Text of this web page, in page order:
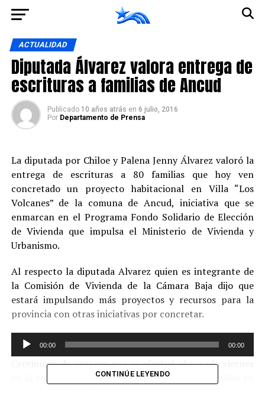
ACTUALIDAD
Diputada Álvarez valora entrega de
escrituras a familias de Ancud
Publicado 10 años atrás en 6 julio, 2016
Por Departamento de Prensa
La diputada por Chiloe y Palena Jenny Álvarez valoró la
entrega de escrituras a 80 familias que hoy ven
concretado un proyecto habitacional en Villa “Los
Volcanes” de la comuna de Ancud, iniciativa que se
enmarcan en el Programa Fondo Solidario de Elección
de Vivienda que impulsa el Ministerio de Vivienda y
Urbanismo.
Al respecto la diputada Alvarez quien es integrante de
la Comisión de Vivienda de la Cámara Baja dijo que
estará impulsando más proyectos y recursos para la
provincia con otras iniciativas por concretar.
Reproductor
00:00 00:00
Ceremonia de entrega que se efectuó el pasado viernes
en la comuna de Ancud y que beneficio a 80 familias en
CONTINÚE LEYENDO
Ir a la versión móvil